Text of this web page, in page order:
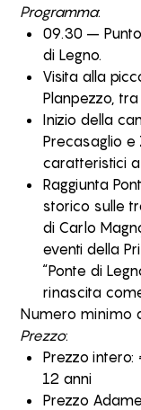
Programma:
09.30 –
di Legno.
Visita alla
Planpezzo,
Inizio della
Precasaglio
caratteristici
Raggiunta
storico sulle
di Carlo
eventi della
“Ponte di
rinascita
Numero minimo
Prezzo:
Prezzo
12 anni
Prezzo